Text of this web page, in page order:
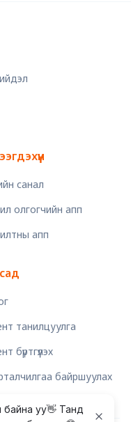
санал
олгогчийн апп
апп
танилцуулга
бүртгүүлэх
байршуулах
байна уу👋 Танд